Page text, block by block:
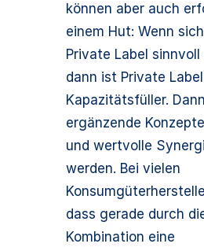
können aber auch
einem Hut: Wenn
Private Label
dann ist Private
Kapazitätsfüller.
ergänzende
und wertvolle
werden. Bei vielen
dass gerade durch
Kombination eine